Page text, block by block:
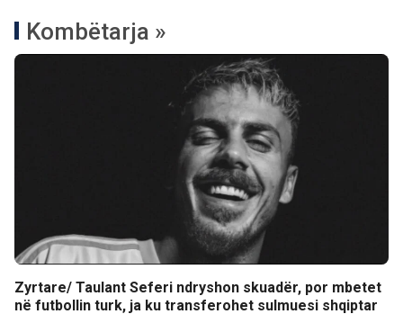
Kombëtarja »
Zyrtare/ Taulant Seferi ndryshon skuadër, por mbetet
në futbollin turk, ja ku transferohet sulmuesi shqiptar